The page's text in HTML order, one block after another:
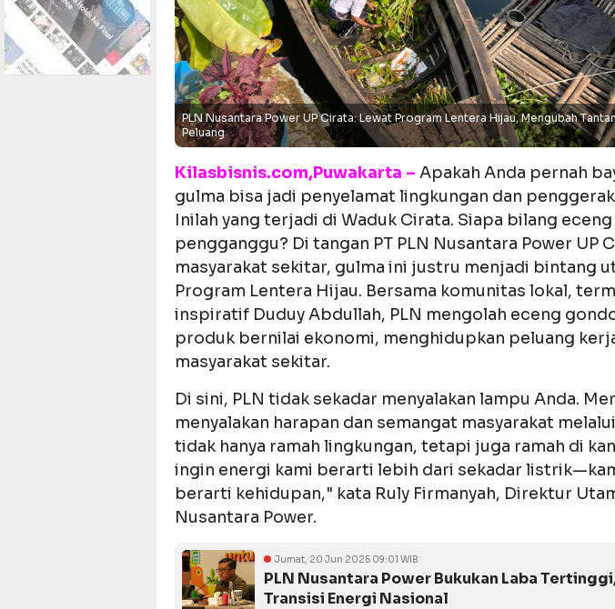
PLN Nusantara Power UP Cirata: Lewat Program Lentera Hijau, Mengubah
Peluang
Kilasbisnis.com,Puwakarta – Apakah Anda pernah
gulma bisa jadi penyelamat lingkungan dan
Inilah yang terjadi di Waduk Cirata. Siapa bilang
pengganggu? Di tangan PT PLN Nusantara Power UP
masyarakat sekitar, gulma ini justru menjadi bintang
Program Lentera Hijau. Bersama komunitas lokal,
inspiratif Duduy Abdullah, PLN mengolah eceng
produk bernilai ekonomi, menghidupkan peluang
masyarakat sekitar.
Di sini, PLN tidak sekadar menyalakan lampu Anda.
menyalakan harapan dan semangat masyarakat
tidak hanya ramah lingkungan, tetapi juga ramah di
ingin energi kami berarti lebih dari sekadar
berarti kehidupan," kata Ruly Firmanyah, Direktur
Nusantara Power.
Jumat, 20 Jun 2025 09:01 WIB
PLN Nusantara Power Bukukan Laba
Transisi Energi Nasional